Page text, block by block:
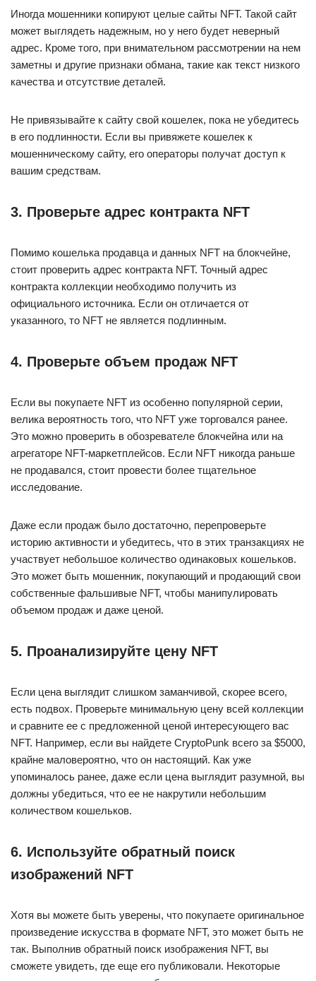
Иногда мошенники копируют целые сайты NFT. Такой сайт
может выглядеть надежным, но у него будет неверный
адрес. Кроме того, при внимательном рассмотрении на нем
заметны и другие признаки обмана, такие как текст низкого
качества и отсутствие деталей.
Не привязывайте к сайту свой кошелек, пока не убедитесь
в его подлинности. Если вы привяжете кошелек к
мошенническому сайту, его операторы получат доступ к
вашим средствам.
3. Проверьте адрес контракта NFT
Помимо кошелька продавца и данных NFT на блокчейне,
стоит проверить адрес контракта NFT. Точный адрес
контракта коллекции необходимо получить из
официального источника. Если он отличается от
указанного, то NFT не является подлинным.
4. Проверьте объем продаж NFT
Если вы покупаете NFT из особенно популярной серии,
велика вероятность того, что NFT уже торговался ранее.
Это можно проверить в обозревателе блокчейна или на
агрегаторе NFT-маркетплейсов. Если NFT никогда раньше
не продавался, стоит провести более тщательное
исследование.
Даже если продаж было достаточно, перепроверьте
историю активности и убедитесь, что в этих транзакциях не
участвует небольшое количество одинаковых кошельков.
Это может быть мошенник, покупающий и продающий свои
собственные фальшивые NFT, чтобы манипулировать
объемом продаж и даже ценой.
5. Проанализируйте цену NFT
Если цена выглядит слишком заманчивой, скорее всего,
есть подвох. Проверьте минимальную цену всей коллекции
и сравните ее с предложенной ценой интересующего вас
NFT. Например, если вы найдете CryptoPunk всего за $5000,
крайне маловероятно, что он настоящий. Как уже
упоминалось ранее, даже если цена выглядит разумной, вы
должны убедиться, что ее не накрутили небольшим
количеством кошельков.
6. Используйте обратный поиск
изображений NFT
Хотя вы можете быть уверены, что покупаете оригинальное
произведение искусства в формате NFT, это может быть не
так. Выполнив обратный поиск изображения NFT, вы
сможете увидеть, где еще его публиковали. Некоторые